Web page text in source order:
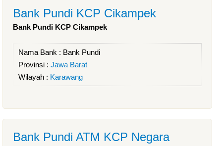
Bank Pundi KCP Cikampek
Bank Pundi KCP Cikampek
Nama Bank : Bank Pundi
Provinsi : Jawa Barat
Wilayah : Karawang
Bank Pundi ATM KCP Negara